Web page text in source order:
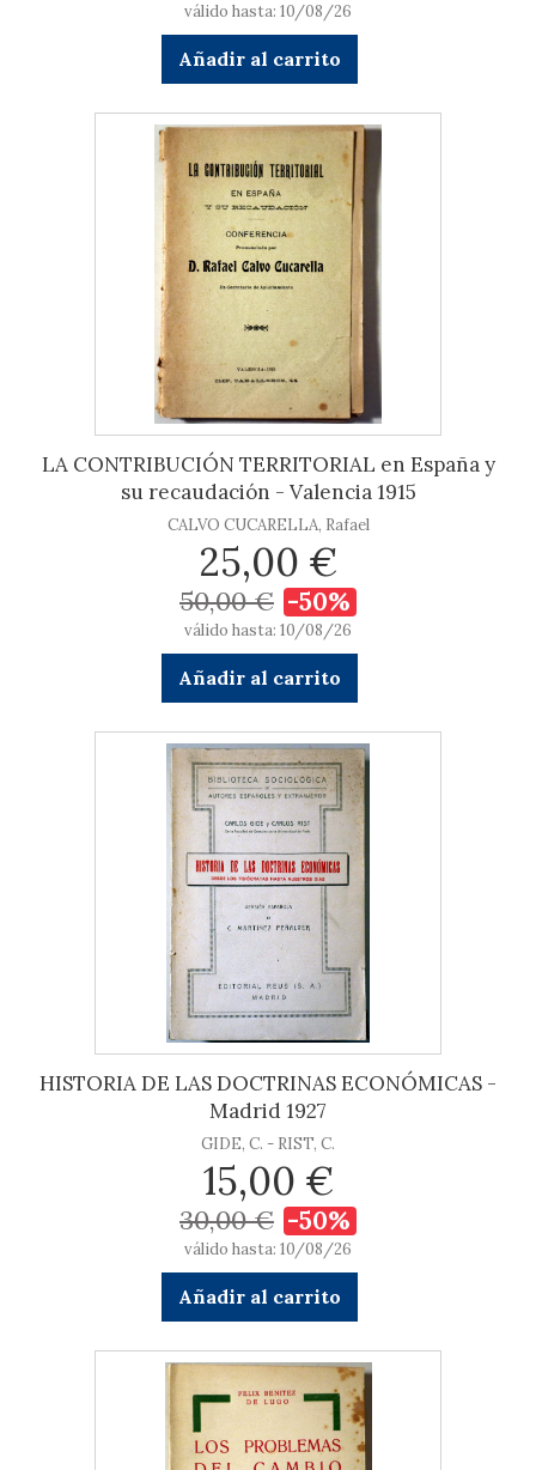
válido hasta: 10/08/26
Añadir al carrito
LA CONTRIBUCIÓN TERRITORIAL en España y
su recaudación - Valencia 1915
CALVO CUCARELLA, Rafael
25,00 €
50,00 € -50%
válido hasta: 10/08/26
Añadir al carrito
HISTORIA DE LAS DOCTRINAS ECONÓMICAS -
Madrid 1927
GIDE, C. - RIST, C.
15,00 €
30,00 € -50%
válido hasta: 10/08/26
Añadir al carrito